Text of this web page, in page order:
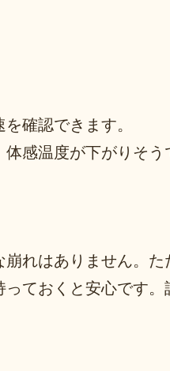
確認できます。
感温度が下がりそう
れはありません。た
ておくと安心です